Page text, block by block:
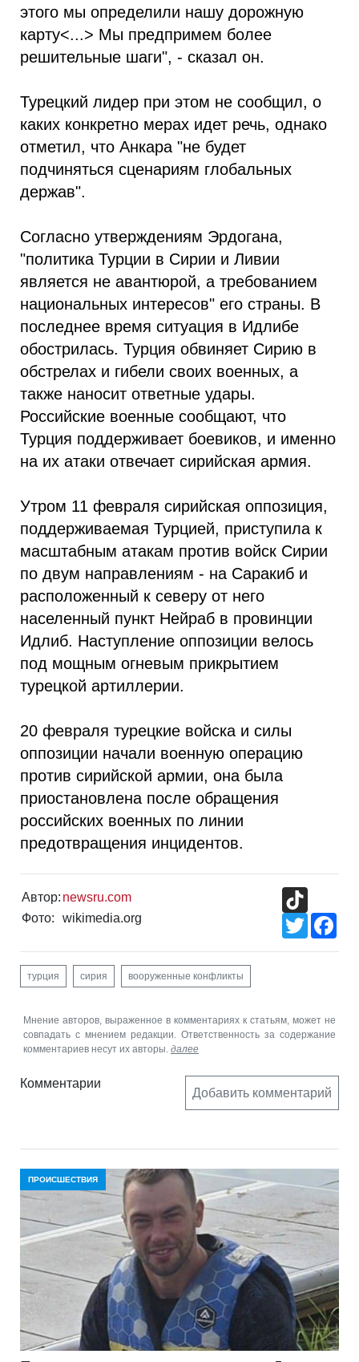
этого мы определили нашу дорожную
карту<...> Мы предпримем более
решительные шаги", - сказал он.
Турецкий лидер при этом не сообщил, о
каких конкретно мерах идет речь, однако
отметил, что Анкара "не будет
подчиняться сценариям глобальных
держав".
Согласно утверждениям Эрдогана,
"политика Турции в Сирии и Ливии
является не авантюрой, а требованием
национальных интересов" его страны. В
последнее время ситуация в Идлибе
обострилась. Турция обвиняет Сирию в
обстрелах и гибели своих военных, а
также наносит ответные удары.
Российские военные сообщают, что
Турция поддерживает боевиков, и именно
на их атаки отвечает сирийская армия.
Утром 11 февраля сирийская оппозиция,
поддерживаемая Турцией, приступила к
масштабным атакам против войск Сирии
по двум направлениям - на Саракиб и
расположенный к северу от него
населенный пункт Нейраб в провинции
Идлиб. Наступление оппозиции велось
под мощным огневым прикрытием
турецкой артиллерии.
20 февраля турецкие войска и силы
оппозиции начали военную операцию
против сирийской армии, она была
приостановлена после обращения
российских военных по линии
предотвращения инцидентов.
Автор: newsru.com
Фото:
wikimedia.org
Twitter
турция сирия вооруженные конфликты
Мнение авторов, выраженное в комментариях к статьям, может не
совпадать с мнением редакции. Ответственность за содержание
комментариев несут их авторы. далее
Комментарии
Добавить комментарий
ПРОИСШЕСТВИЯ